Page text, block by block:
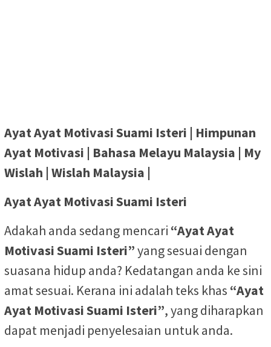
Ayat Ayat Motivasi Suami Isteri | Himpunan
Ayat Motivasi | Bahasa Melayu Malaysia | My
Wislah | Wislah Malaysia |
Ayat Ayat Motivasi Suami Isteri
Adakah anda sedang mencari “Ayat Ayat
Motivasi Suami Isteri”yang sesuai dengan
suasana hidup anda? Kedatangan anda ke sini
amat sesuai. Kerana ini adalah teks khas “Ayat
Ayat Motivasi Suami Isteri”, yang diharapkan
dapat menjadi penyelesaian untuk anda.